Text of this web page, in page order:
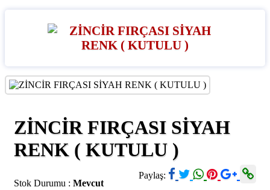
ZİNCİR FIRÇASI SİYAH
RENK ( KUTULU )
Paylaş:
Stok Durumu : Mevcut